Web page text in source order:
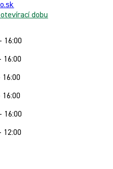
dobu
16:00
16:00
16:00
16:00
16:00
12:00